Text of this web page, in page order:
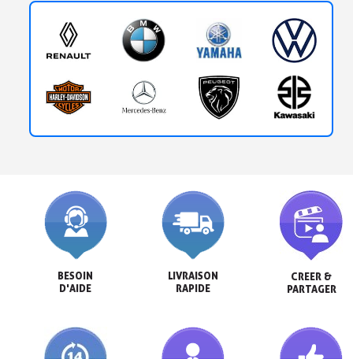
BESOIN
D'AIDE
LIVRAISON
RAPIDE
CREER &
PARTAGER